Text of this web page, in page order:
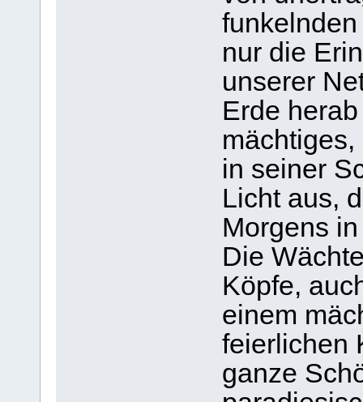
nur die
unserer
Erde
in seiner
Licht aus,
Morgens
Die
Köpfe,
einem
feierlichen
ganze